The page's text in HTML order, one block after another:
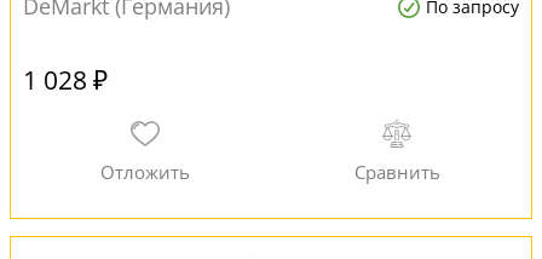
DeMarkt (Германия) По запросу
1 028 ₽